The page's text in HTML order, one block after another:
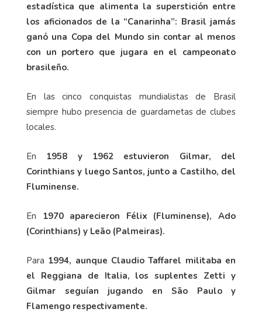
estadística que alimenta la superstición entre
los aficionados de la “Canarinha”: Brasil jamás
ganó una Copa del Mundo sin contar al menos
con un portero que jugara en el campeonato
brasileño.
En las cinco conquistas mundialistas de Brasil
siempre hubo presencia de guardametas de clubes
locales.
En 1958 y 1962 estuvieron Gilmar, del
Corinthians y luego Santos, junto a Castilho, del
Fluminense.
En 1970 aparecieron Félix (Fluminense), Ado
(Corinthians) y Leão (Palmeiras).
Para 1994, aunque Claudio Taffarel militaba en
el Reggiana de Italia, los suplentes Zetti y
Gilmar seguían jugando en São Paulo y
Flamengo respectivamente.